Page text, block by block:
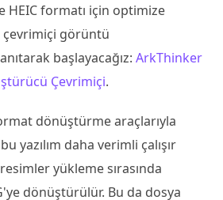
HEIC formatı için optimize
görüntü
başlayacağız: ArkThinker
Çevrimiçi.
dönüştürme araçlarıyla
yazılım daha verimli çalışır
yükleme sırasında
dönüştürülür. Bu da dosya